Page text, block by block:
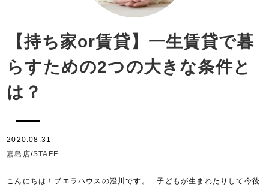
【持ち家or賃貸】一生賃貸で暮
らすための2つの大きな条件と
は？
2020.08.31
嘉島店/STAFF
こんにちは！ブエラハウスの澄川です。 子どもが生まれたりして今後